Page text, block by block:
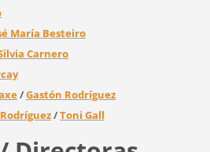
María Besteiro
Carnero
/Gastón Rodríguez
/Toni Gall